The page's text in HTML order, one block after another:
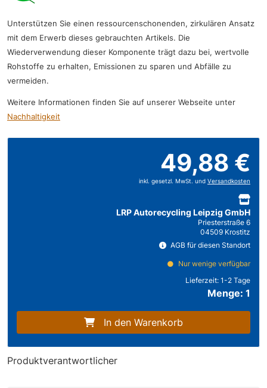
Unterstützen Sie einen ressourcenschonenden, zirkulären Ansatz
mit dem Erwerb dieses gebrauchten Artikels. Die
Wiederverwendung dieser Komponente trägt dazu bei, wertvolle
Rohstoffe zu erhalten, Emissionen zu sparen und Abfälle zu
vermeiden.
Weitere Informationen finden Sie auf unserer Webseite unter
Nachhaltigkeit
49,88 €
inkl. gesetzl. MwSt. und Versandkosten
LRP Autorecycling Leipzig GmbH
Priesterstraße 6
04509 Krostitz
AGB für diesen Standort
Nur wenige verfügbar
Lieferzeit: 1-2 Tage
Menge: 1
In den Warenkorb
Produktverantwortlicher